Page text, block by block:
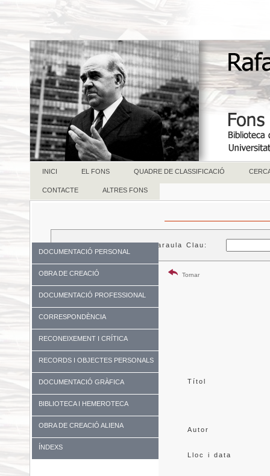
INICI EL FONS QUADRE DE CLASSIFICACIÓ
CONTACTE ALTRES FONS
DOCUMENTACIÓ PERSONAL
OBRA DE CREACIÓ
DOCUMENTACIÓ PROFESSIONAL
CORRESPONDÈNCIA
RECONEIXEMENT I CRÍTICA
RECORDS I OBJECTES PERSONALS
DOCUMENTACIÓ GRÀFICA
BIBLIOTECA I HEMEROTECA
OBRA DE CREACIÓ ALIENA
ÍNDEXS
Paraula Clau:
Tornar
Títol
Autor
Lloc i data